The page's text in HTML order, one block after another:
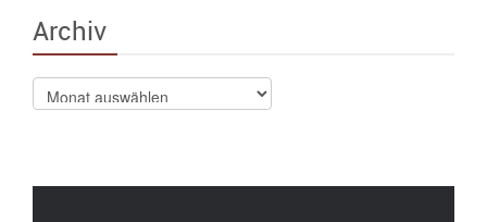
Archiv
Archiv